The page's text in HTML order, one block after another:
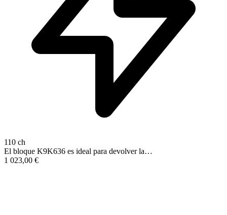
110 ch
El bloque K9K636 es ideal para devolver la…
1 023,00 €